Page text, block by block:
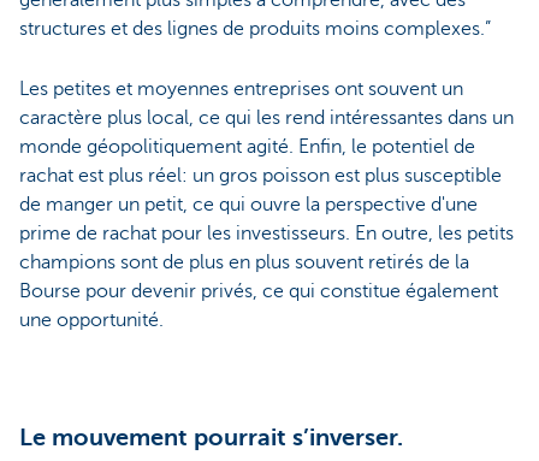
structures et des lignes de produits moins complexes.”
Les petites et moyennes entreprises ont souvent un
caractère plus local, ce qui les rend intéressantes dans un
monde géopolitiquement agité. Enfin, le potentiel de
rachat est plus réel: un gros poisson est plus susceptible
de manger un petit, ce qui ouvre la perspective d'une
prime de rachat pour les investisseurs. En outre, les petits
champions sont de plus en plus souvent retirés de la
Bourse pour devenir privés, ce qui constitue également
une opportunité.
Le mouvement pourrait s’inverser.